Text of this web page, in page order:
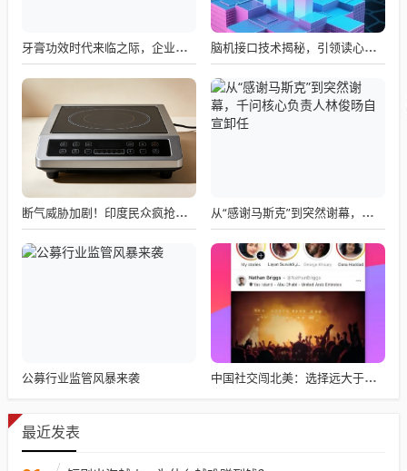
牙膏功效时代来临之际，企业应如何备战？ 脑机接口技术揭秘，引领读心术革命的领跑者大盘点
断气威胁加剧！印度民众疯抢电磁炉 制造商将从中国空运部件 从“感谢马斯克”到突然谢幕，千问核心负责人林俊旸自宣卸任
公募行业监管风暴来袭 中国社交闯北美：选择远大于努力
最近发表